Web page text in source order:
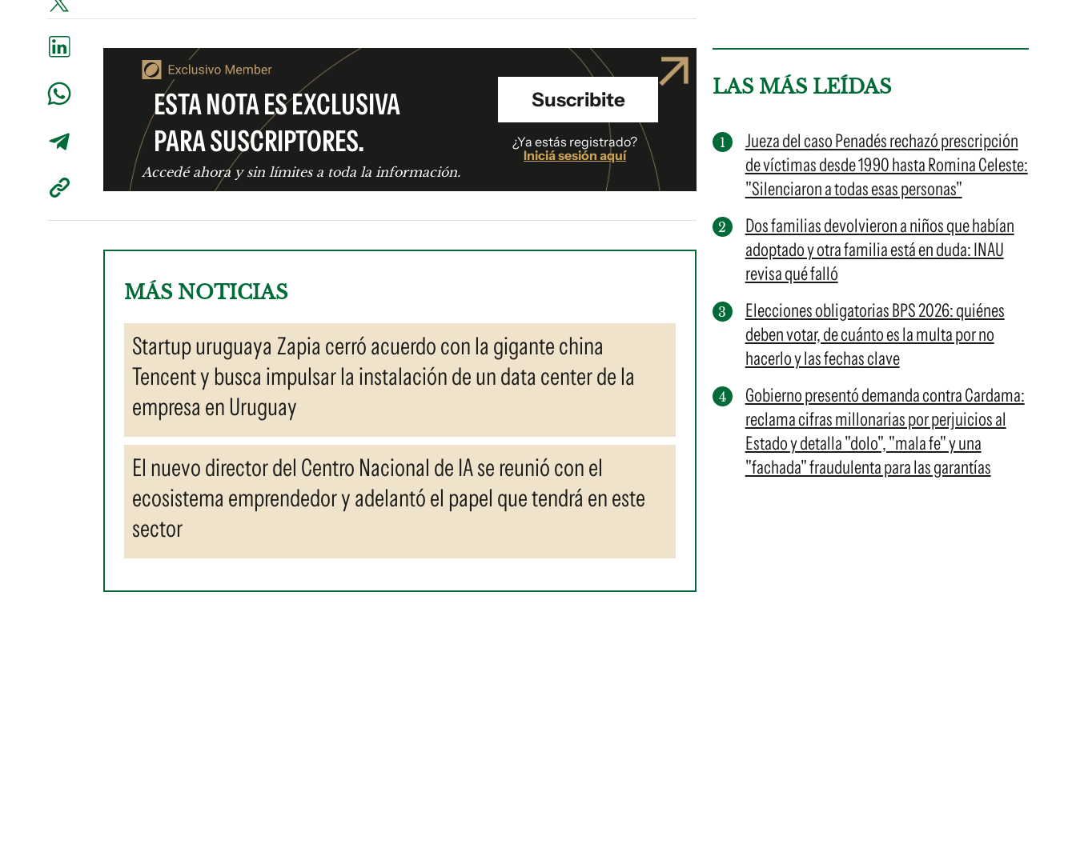
ESTA NOTA ES EXCLUSIVA
PARA SUSCRIPTORES.
Accedé ahora y sin límites a toda la información.
Suscribite
¿Ya estás registrado?
Iniciá sesión aquí
MÁS NOTICIAS
Startup uruguaya Zapia cerró acuerdo con la gigante china
Tencent y busca impulsar la instalación de un data center de la
empresa en Uruguay
El nuevo director del Centro Nacional de IA se reunió con el
ecosistema emprendedor y adelantó el papel que tendrá en este
sector
LAS MÁS LEÍDAS
Jueza del caso Penadés rechazó prescripción
de víctimas desde 1990 hasta Romina Celeste:
"Silenciaron a todas esas personas"
Dos familias devolvieron a niños que habían
adoptado y otra familia está en duda: INAU
revisa qué falló
Elecciones obligatorias BPS 2026: quiénes
deben votar, de cuánto es la multa por no
hacerlo y las fechas clave
Gobierno presentó demanda contra Cardama:
reclama cifras millonarias por perjuicios al
Estado y detalla "dolo", "mala fe" y una
"fachada" fraudulenta para las garantías